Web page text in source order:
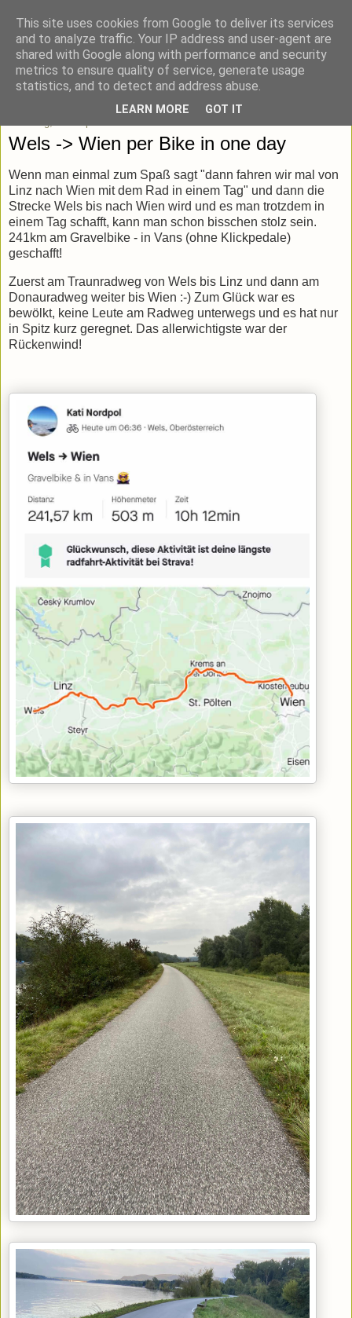
blick-punkt[e..]
Momentaufnahmen von unterwegs & daheim.
Wels -> Wien per Bike in one day
Wenn man einmal zum Spaß sagt "dann fahren wir mal von
Linz nach Wien mit dem Rad in einem Tag" und dann die
Strecke Wels bis nach Wien wird und es man trotzdem in
einem Tag schafft, kann man schon bisschen stolz sein.
241km am Gravelbike - in Vans (ohne Klickpedale)
geschafft!
Zuerst am Traunradweg von Wels bis Linz und dann am
Donauradweg weiter bis Wien :-) Zum Glück war es
bewölkt, keine Leute am Radweg unterwegs und es hat nur
in Spitz kurz geregnet. Das allerwichtigste war der
Rückenwind!
This site uses cookies from Google to deliver its services
and to analyze traffic. Your IP address and user-agent are
shared with Google along with performance and security
metrics to ensure quality of service, generate usage
statistics, and to detect and address abuse.
LEARN MORE GOT IT